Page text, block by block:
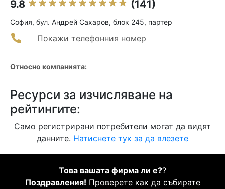
9.8 (141)
София, бул. Андрей Сахаров, блок 245, партер
Покажи телефонния номер
Относно компанията:
Ресурси за изчисляване на
рейтингите:
Само регистрирани потребители могат да видят
данните. Натиснете тук за да влезете
Това вашата фирма ли е??
Поздравления! Проверете как да събирате